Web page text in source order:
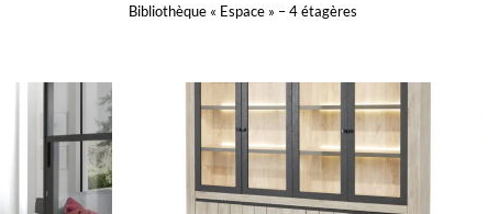
Bibliothèque « Espace » – 4 étagères
APERÇU